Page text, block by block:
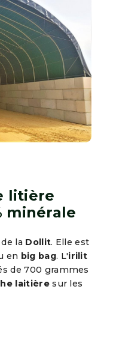
litière
minérale
de la Dollit. Elle est
en big bag. L'irilit
de 700 grammes
laitièresur les